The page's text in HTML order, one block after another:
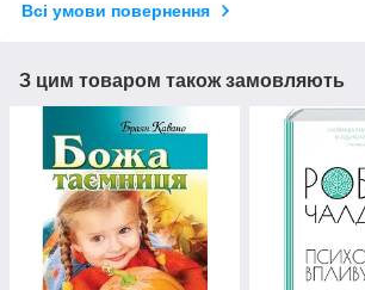
Всі умови повернення
З цим товаром також замовляють